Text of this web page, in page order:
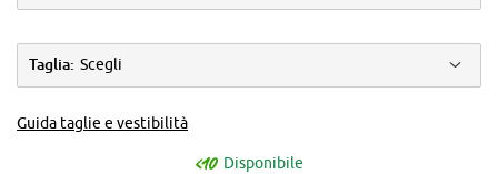
Taglia: Scegli
Guida taglie e vestibilità
Disponibile